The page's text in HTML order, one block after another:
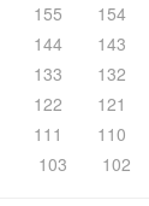
155 154
144 143
133 132
122 121
111 110
103
102